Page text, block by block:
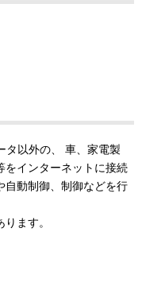
タ以外の、 車、家電製
をインターネットに接続
自動制御、制御などを行
ます。